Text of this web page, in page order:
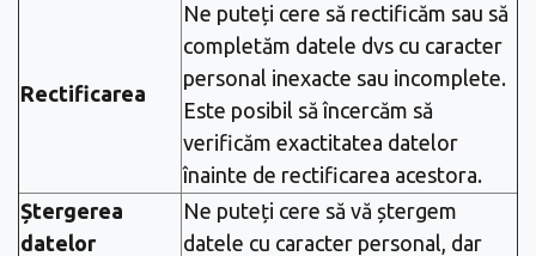
Rectificarea
Ne puteți cere să rectificăm sau să
completăm datele dvs cu caracter
personal inexacte sau incomplete.
Este posibil să încercăm să
verificăm exactitatea datelor
înainte de rectificarea acestora.
Ștergerea
datelor
Ne puteți cere să vă ștergem
datele cu caracter personal, dar